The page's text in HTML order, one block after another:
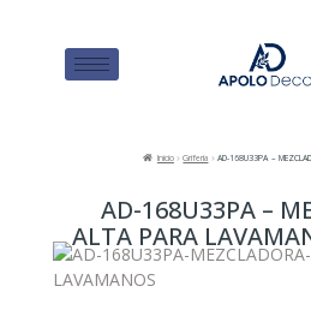
Inicio Grifería AD-168U33PA –
AD-168U33PA –
ALTA PARA